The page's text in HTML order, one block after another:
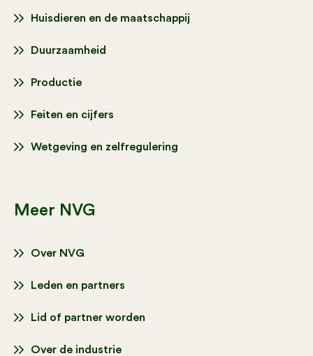
Huisdieren en de maatschappij
Duurzaamheid
Productie
Feiten en cijfers
Wetgeving en zelfregulering
Meer NVG
Over NVG
Leden en partners
Lid of partner worden
Over de industrie